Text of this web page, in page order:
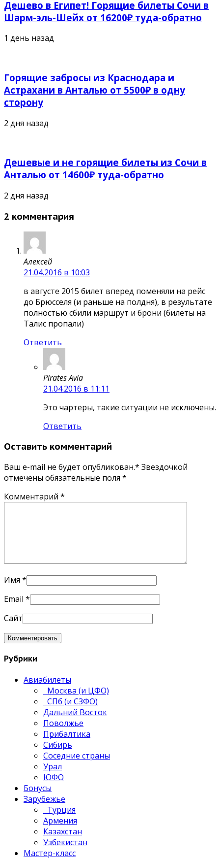
Дешево в Египет! Горящие билеты Сочи в
Шарм-эль-Шейх от 16200₽ туда-обратно
1 день назад
Горящие забросы из Краснодара и
Астрахани в Анталью от 5500₽ в одну
сторону
2 дня назад
Дешевые и не горящие билеты из Сочи в
Анталью от 14600₽ туда-обратно
2 дня назад
2 комментария
Алексей
21.04.2016 в 10:03
в августе 2015 билет вперед поменяли на рейс
до Брюсселя (и раньше на полдня), в результате
полностью сбили маршрут и брони (билеты на
Талис пропали)
Ответить
Pirates Avia
21.04.2016 в 11:11
Это чартеры, такие ситуации не исключены.
Ответить
Оставить комментарий
Ваш e-mail не будет опубликован.* Звездочкой
отмечены обязательные поля *
Комментарий *
Имя *
Email *
Сайт
Рубрики
Авиабилеты
Москва (и ЦФО)
СПб (и СЗФО)
Дальний Восток
Поволжье
Прибалтика
Сибирь
Соседние страны
Урал
ЮФО
Бонусы
Зарубежье
Турция
Армения
Казахстан
Узбекистан
Мастер-класс